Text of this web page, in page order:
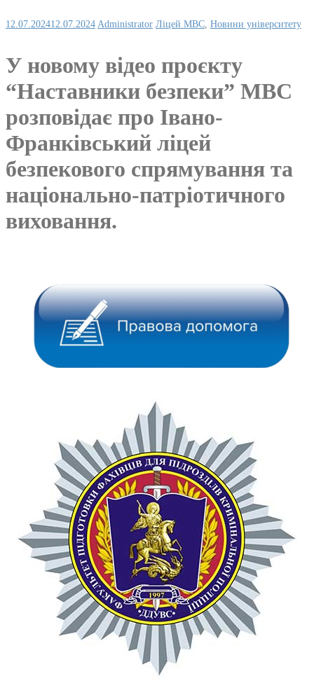
12.07.202412.07.2024 Administrator Ліцей МВС, Новини університету
У новому відео проєкту
“Наставники безпеки” МВС
розповідає про Івано-
Франківський ліцей
безпекового спрямування та
національно-патріотичного
виховання.